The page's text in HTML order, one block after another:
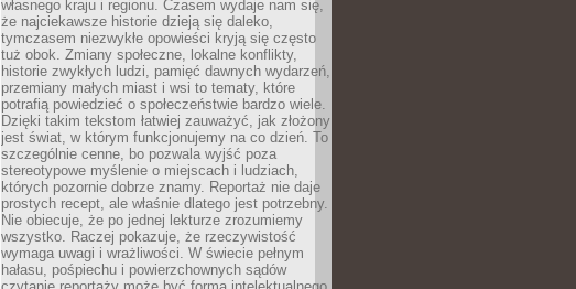
własnego kraju i regionu. Czasem wydaje nam się,
że najciekawsze historie dzieją się daleko,
tymczasem niezwykłe opowieści kryją się często
tuż obok. Zmiany społeczne, lokalne konflikty,
historie zwykłych ludzi, pamięć dawnych wydarzeń,
przemiany małych miast i wsi to tematy, które
potrafią powiedzieć o społeczeństwie bardzo wiele.
Dzięki takim tekstom łatwiej zauważyć, jak złożony
jest świat, w którym funkcjonujemy na co dzień. To
szczególnie cenne, bo pozwala wyjść poza
stereotypowe myślenie o miejscach i ludziach,
których pozornie dobrze znamy. Reportaż nie daje
prostych recept, ale właśnie dlatego jest potrzebny.
Nie obiecuje, że po jednej lekturze zrozumiemy
wszystko. Raczej pokazuje, że rzeczywistość
wymaga uwagi i wrażliwości. W świecie pełnym
hałasu, pośpiechu i powierzchownych sądów